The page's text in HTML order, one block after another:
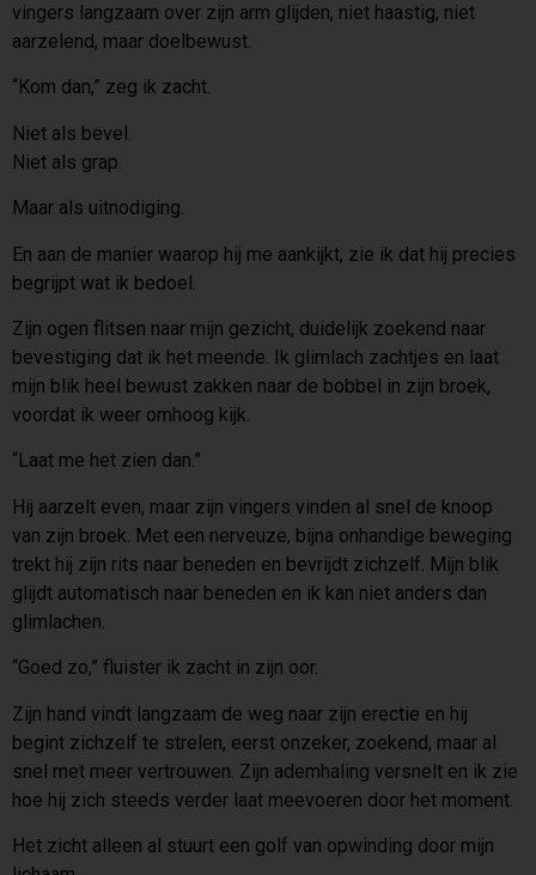
vingers langzaam over zijn arm glijden, niet haastig, niet
aarzelend, maar doelbewust.
“Kom dan,” zeg ik zacht.
Niet als bevel.
Niet als grap.
Maar als uitnodiging.
En aan de manier waarop hij me aankijkt, zie ik dat hij precies
begrijpt wat ik bedoel.
Zijn ogen flitsen naar mijn gezicht, duidelijk zoekend naar
bevestiging dat ik het meende. Ik glimlach zachtjes en laat
mijn blik heel bewust zakken naar de bobbel in zijn broek,
voordat ik weer omhoog kijk.
“Laat me het zien dan.”
Hij aarzelt even, maar zijn vingers vinden al snel de knoop
van zijn broek. Met een nerveuze, bijna onhandige beweging
trekt hij zijn rits naar beneden en bevrijdt zichzelf. Mijn blik
glijdt automatisch naar beneden en ik kan niet anders dan
glimlachen.
“Goed zo,” fluister ik zacht in zijn oor.
Zijn hand vindt langzaam de weg naar zijn erectie en hij
begint zichzelf te strelen, eerst onzeker, zoekend, maar al
snel met meer vertrouwen. Zijn ademhaling versnelt en ik zie
hoe hij zich steeds verder laat meevoeren door het moment.
Het zicht alleen al stuurt een golf van opwinding door mijn